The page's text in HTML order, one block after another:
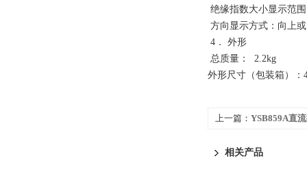
绝缘指数大小显示范
方向显示方式：向上
4． 外形
总质量： 2.2kg
外形尺寸（包装箱）：
上一篇： YSB859A直
相关产品